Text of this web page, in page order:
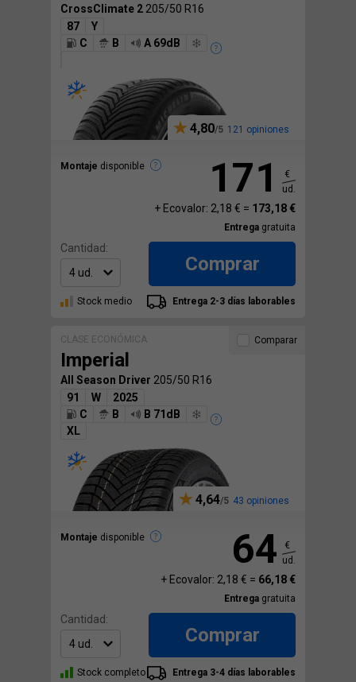
CrossClimate 2 205/50 R16
87
Y
C
B A 69dB
4,80 121 opiniones
Montaje disponible 171
€
ud.
+ Ecovalor: 2,18 € = 173,18 €
Entrega gratuita
Cantidad:
Comprar
Stock medio Entrega 2-3 días laborables
CLASE ECONÓMICA
Imperial
All Season Driver 205/50 R16
91
W
2025
C
B
B 71dB
XL
4,64 43 opiniones
Montaje disponible
Comparar
64
€
ud.
+ Ecovalor: 2,18 € = 66,18 €
Entrega gratuita
Cantidad:
Comprar
Stock completo Entrega 3-4 días laborables